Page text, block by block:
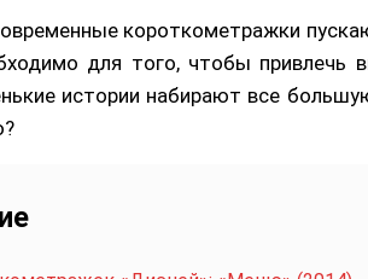
короткометражки
для того, чтобы привлечь
истории набирают все